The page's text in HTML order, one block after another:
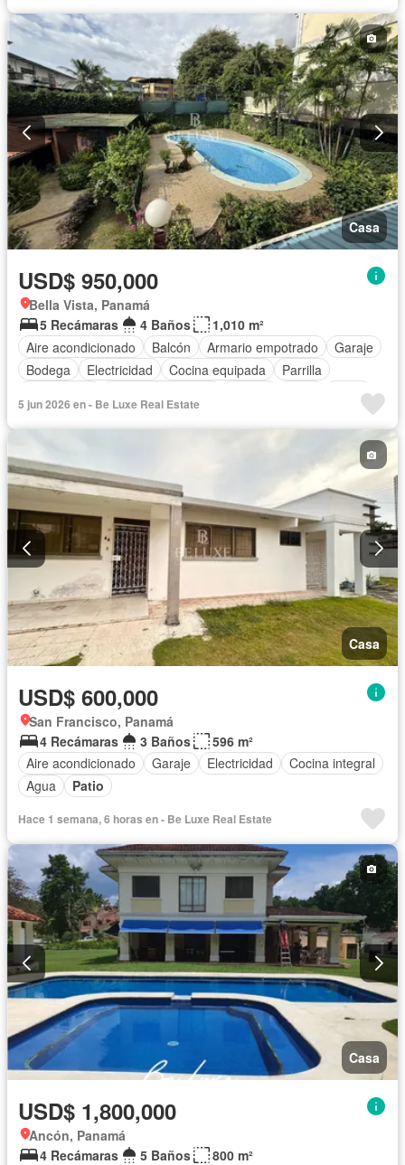
Casa
USD$ 950,000
Bella Vista, Panamá
5 Recámaras
4 Baños
1,010 m²
Aire acondicionado
Balcón Armario empotrado
Garaje
Bodega
Electricidad Cocina equipada
Parrilla
Patio
5 jun 2026 en - Be Luxe Real Estate
Casa
USD$ 600,000
San Francisco, Panamá
4 Recámaras
3 Baños
596 m²
Aire acondicionado
Garaje Electricidad
Cocina integral
Agua
Patio
Hace 1 semana, 6 horas en - Be Luxe Real Estate
Casa
USD$ 1,800,000
Ancón, Panamá
4 Recámaras
5 Baños 800 m²